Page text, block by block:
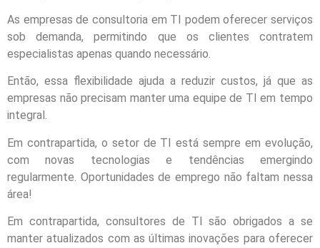
As empresas de consultoria em TI podem oferecer serviços
sob demanda, permitindo que os clientes contratem
especialistas apenas quando necessário.
Então, essa flexibilidade ajuda a reduzir custos, já que as
empresas não precisam manter uma equipe de TI em tempo
integral.
Em contrapartida, o setor de TI está sempre em evolução,
com novas tecnologias e tendências emergindo
regularmente. Oportunidades de emprego não faltam nessa
área!
Em contrapartida, consultores de TI são obrigados a se
manter atualizados com as últimas inovações para oferecer